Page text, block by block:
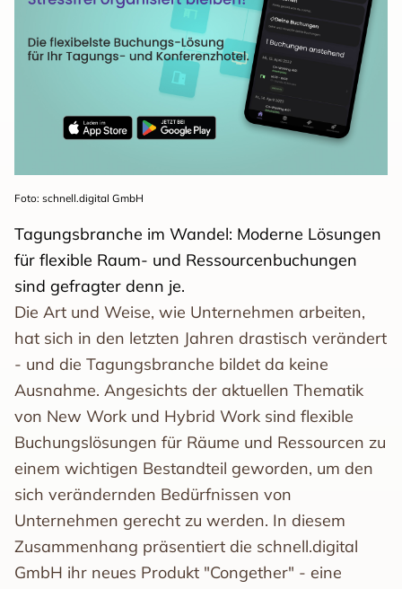
Foto: schnell.digital GmbH
Tagungsbranche im Wandel: Moderne Lösungen
für flexible Raum- und Ressourcenbuchungen
sind gefragter denn je.
Die Art und Weise, wie Unternehmen arbeiten,
hat sich in den letzten Jahren drastisch verändert
- und die Tagungsbranche bildet da keine
Ausnahme. Angesichts der aktuellen Thematik
von New Work und Hybrid Work sind flexible
Buchungslösungen für Räume und Ressourcen zu
einem wichtigen Bestandteil geworden, um den
sich verändernden Bedürfnissen von
Unternehmen gerecht zu werden. In diesem
Zusammenhang präsentiert die schnell.digital
GmbH ihr neues Produkt "Congether" - eine